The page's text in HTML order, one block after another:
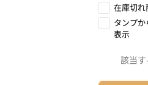
在庫切
タンプ
表示
該当す